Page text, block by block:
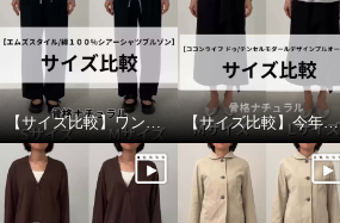
【サイズ比較】ワンサイズ下がおすすめ 【サイズ比較】今年ぽさを出すならワンサイズアップ